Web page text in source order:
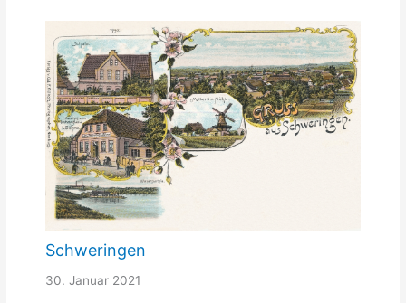
Schweringen
30. Januar 2021